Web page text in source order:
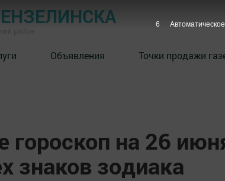
Объявления Точки продажи
гороскоп на 26
знаков зодиака
4